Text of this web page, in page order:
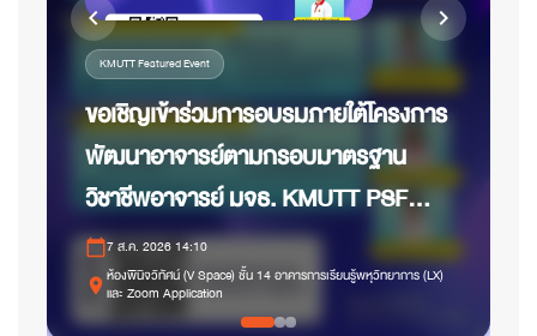
KMUTT Featured Event
ขอเชิญเข้าร่วมการอบรมภายใต้โครงการ
พัฒนาอาจารย์ตามกรอบมาตรฐาน
วิชาชีพอาจารย์ มจธ. KMUTT PSF
ด้านการเรียนการสอน ระดับ
Competent
calendar_today7 ส.ค. 2026 14:10
placeห้องพินิจวิทัศน์ (V Space) ชั้น 14 อาคารการเรียนรู้พหุวิทยาการ (LX)
และ Zoom Application
chevron_left chevron_right